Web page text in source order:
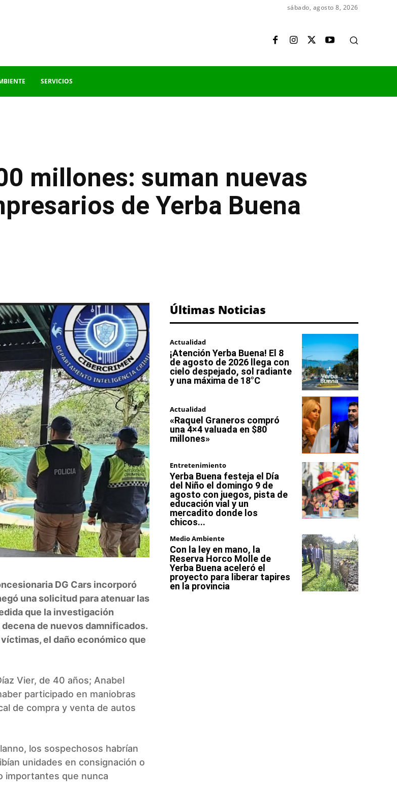
sábado, agosto 8, 2026
SERVICIOS
millones: suman nuevas
de Yerba Buena
DG Cars incorporó
una solicitud para atenuar las
que la investigación
de nuevos damnificados.
el daño económico que
Vier, de 40 años; Anabel
participado en maniobras
de compra y venta de autos
los sospechosos habrían
unidades en consignación o
importantes que nunca
Últimas Noticias
Actualidad
¡Atención Yerba Buena! El 8
de agosto de 2026 llega con
cielo despejado, sol radiante
y una máxima de 18°C
Actualidad
«Raquel Graneros compró
una 4×4 valuada en $80
millones»
Entretenimiento
Yerba Buena festeja el Día
del Niño el domingo 9 de
agosto con juegos, pista de
educación vial y un
mercadito donde los
chicos...
Medio Ambiente
Con la ley en mano, la
Reserva Horco Molle de
Yerba Buena aceleró el
proyecto para liberar tapires
en la provincia